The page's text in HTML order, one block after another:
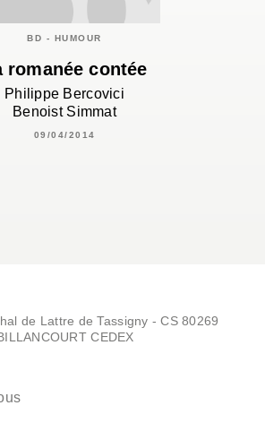
BD - HUMOUR
romanée contée
Philippe Bercovici
Benoist Simmat
09/04/2014
de Lattre de Tassigny - CS 80269
CEDEX